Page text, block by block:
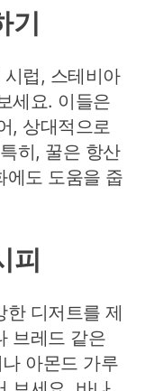
기
럽, 스테비아
세요. 이들은
, 상대적으로
히, 꿀은 항산
에도 도움을 줍
피
한 디저트를 제
브레드 같은
아몬드 가루